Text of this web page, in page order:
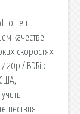
качестве.
скоростях
/ BDRip